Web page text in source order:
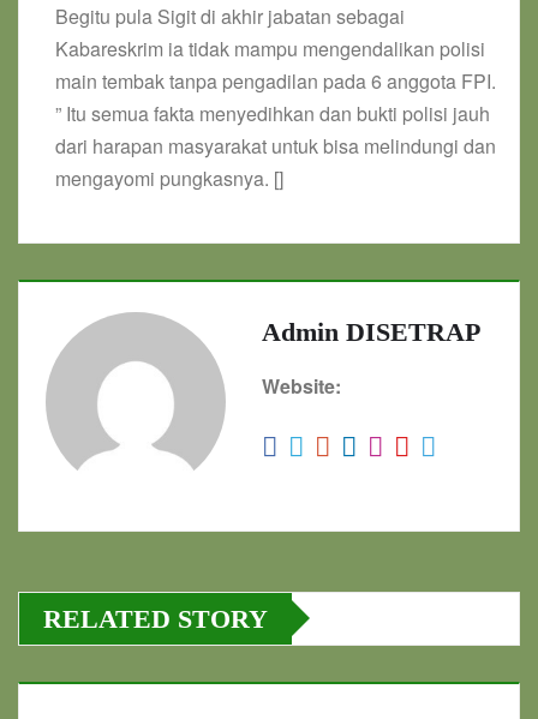
Begitu pula Sigit di akhir jabatan sebagai
Kabareskrim ia tidak mampu mengendalikan polisi
main tembak tanpa pengadilan pada 6 anggota FPI.
” Itu semua fakta menyedihkan dan bukti polisi jauh
dari harapan masyarakat untuk bisa melindungi dan
mengayomi pungkasnya. []
Admin DISETRAP
Website:
RELATED STORY